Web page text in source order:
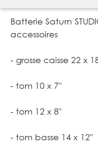
Batterie Saturn
accessoires
- grosse caisse 22 x
- tom 10 x 7"
- tom 12 x 8"
- tom basse 14 x 12"